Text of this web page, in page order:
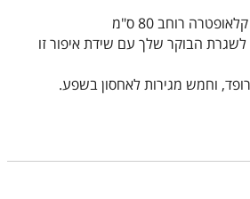
רוחב 80 ס"מ
הבוקר שלך עם שידת איפור זו
וחמש מגירות לאחסון בשפע.